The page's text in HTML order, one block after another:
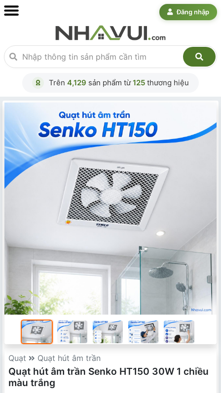
Đăng nhập
Trên 4,129 sản phẩm từ125 thương hiệu
Quạt Quạt hút âm trần
Quạt hút âm trần Senko HT150 30W 1 chiều
màu trắng